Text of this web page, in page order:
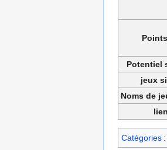
Potentiel
jeux
Noms de
Catégories :